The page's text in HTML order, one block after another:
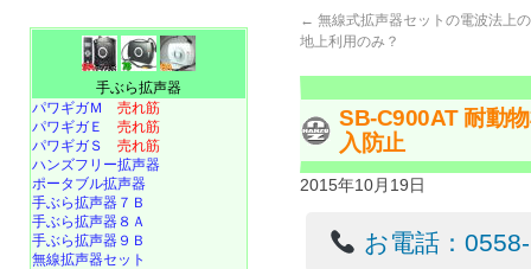
← 無線式拡声器セットの電波法上
地上利用のみ？
SB-C900AT 耐動
入防止
2015年10月19日
お電話：
手ぶら拡声器
パワギガＭ 売れ筋
パワギガＥ 売れ筋
パワギガＳ 売れ筋
ハンズフリー拡声器
ポータブル拡声器
手ぶら拡声器７Ｂ
手ぶら拡声器８Ａ
手ぶら拡声器９Ｂ
無線拡声器セット